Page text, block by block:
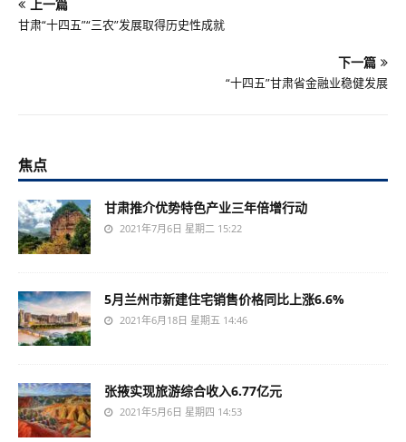
上一篇
甘肃“十四五”“三农”发展取得历史性成就
下一篇
“十四五”甘肃省金融业稳健发展
焦点
甘肃推介优势特色产业三年倍增行动
2021年7月6日 星期二 15:22
5月兰州市新建住宅销售价格同比上涨6.6%
2021年6月18日 星期五 14:46
张掖实现旅游综合收入6.77亿元
2021年5月6日 星期四 14:53